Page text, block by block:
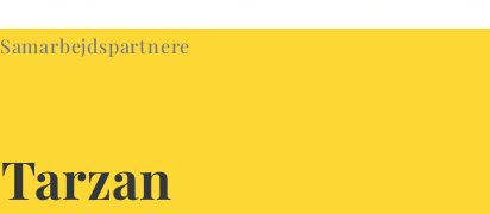
Samarbejdspartnere
Tarzan